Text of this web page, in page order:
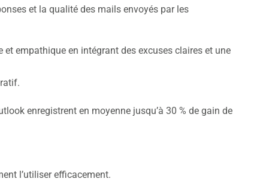
et la qualité des mails envoyés par les
empathique en intégrant des excuses claires et une
enregistrent en moyenne jusqu’à 30 % de gain de
l’utiliser efficacement.